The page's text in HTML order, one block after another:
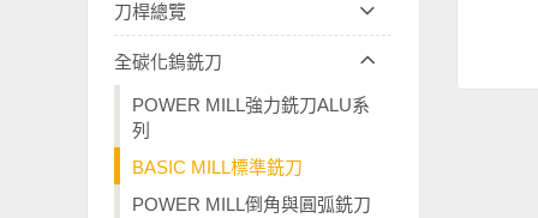
刀桿總覽
全碳化鎢銑刀
POWER MILL強力銑刀ALU系
列
BASIC MILL標準銑刀
POWER MILL倒角與圓弧銑刀